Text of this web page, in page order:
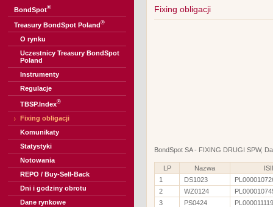
BondSpot®
Treasury BondSpot Poland®
O rynku
Uczestnicy Treasury BondSpot
Poland
Instrumenty
Regulacje
TBSP.Index®
Fixing obligacji
Komunikaty
Statystyki
Notowania
REPO / Buy-Sell-Back
Dni i godziny obrotu
Dane rynkowe
Fixing obligacji
BondSpot SA - FIXING DRUGI SPW,
LP Nazwa
1
DS1023
2
WZ0124
3
PS0424